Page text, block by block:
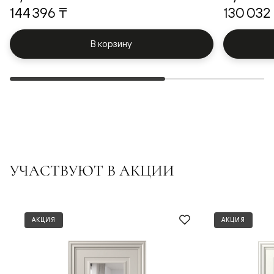
144 396 ₸
В корзину
130 032
УЧАСТВУЮТ В АКЦИИ
АКЦИЯ АКЦИЯ